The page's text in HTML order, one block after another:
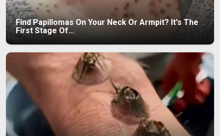
Find Papillomas On Your Neck Or Armpit? It's The
First Stage Of...